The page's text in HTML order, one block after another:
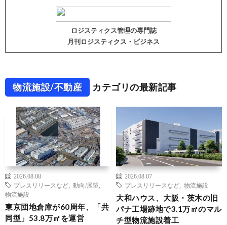
ロジスティクス管理の専門誌
月刊ロジスティクス・ビジネス
物流施設/不動産 カテゴリの最新記事
2026.08.08
プレスリリースなど
動向/展望
物流施設
東京団地倉庫が60周年、「共
同型」53.8万㎡を運営
2026.08.07
プレスリリースなど
物流施設
大和ハウス、大阪・茨木の旧
パナ工場跡地で3.1万㎡のマル
チ型物流施設着工